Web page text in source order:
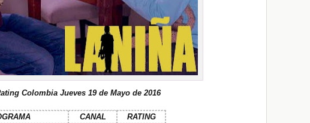
Colombia Jueves 19 de Mayo de 2016
CANAL
RATING